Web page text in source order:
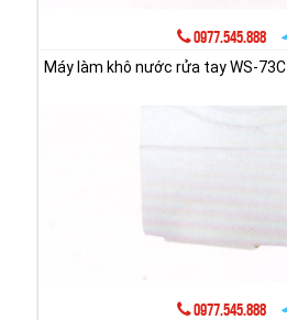
0977.545.888
Máy làm khô nước rửa tay WS-73C
0977.545.888